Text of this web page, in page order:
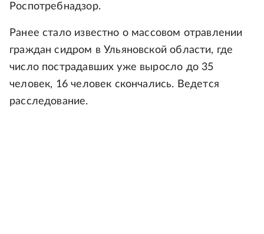
Роспотребнадзор.
Ранее стало известно о массовом отравлении
граждан сидром в Ульяновской области, где
число пострадавших уже выросло до 35
человек, 16 человек скончались. Ведется
расследование.